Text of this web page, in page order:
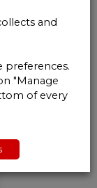
and
preferences.
"Manage
of every